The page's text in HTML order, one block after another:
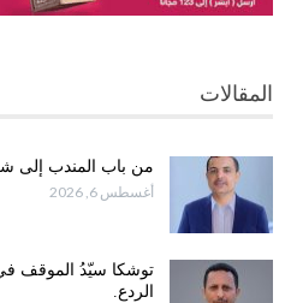
المقالات
من باب المندب إلى
أغسطس 6, 2026
توشكا سيّدُ الموقف
الردع.